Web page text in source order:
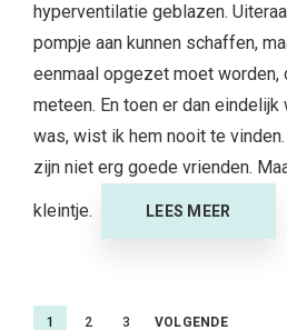
hyperventilatie geblazen.
pompje aan kunnen schaffen,
eenmaal opgezet moet worden,
meteen. En toen er dan
was, wist ik hem nooit te
zijn niet erg goede vrienden.
kleintje. LEES MEER
Berichtnavigatie
1 2 3 VOLGENDE